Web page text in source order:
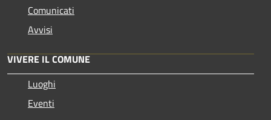
Comunicati
Avvisi
VIVERE IL COMUNE
Luoghi
Eventi